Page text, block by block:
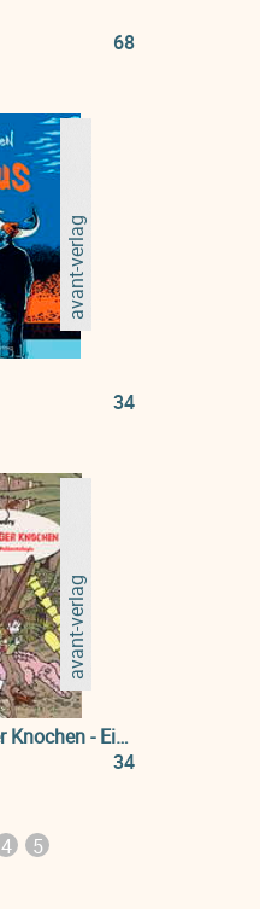
68
avant-verlag
34
avant-verlag
Das Geheimnis der Knochen - Eine Geschichte der Palaeontologie
34
4 5